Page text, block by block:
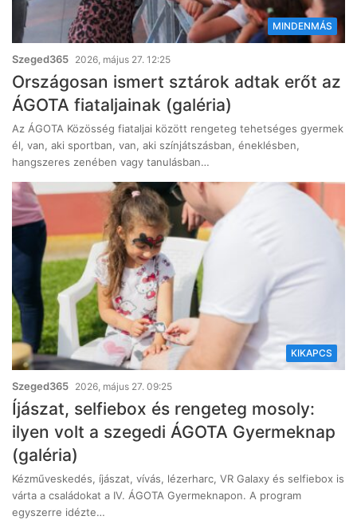
MINDENMÁS
Szeged365 2026, május 27. 12:25
Országosan ismert sztárok adtak erőt az
ÁGOTA fiataljainak (galéria)
Az ÁGOTA Közösség fiataljai között rengeteg tehetséges gyermek
él, van, aki sportban, van, aki színjátszásban, éneklésben,
hangszeres zenében vagy tanulásban…
KIKAPCS
Szeged365 2026, május 27. 09:25
Íjászat, selfiebox és rengeteg mosoly:
ilyen volt a szegedi ÁGOTA Gyermeknap
(galéria)
Kézműveskedés, íjászat, vívás, lézerharc, VR Galaxy és selfiebox is
várta a családokat a IV. ÁGOTA Gyermeknapon. A program
egyszerre idézte…